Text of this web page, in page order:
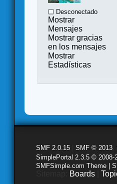
Desconectado
Mostrar
Mensajes
Mostrar gracias
en los mensajes
Mostrar
Estadísticas
SMF 2.0.15 SMF © 2013
SimplePortal 2.3.5 © 2008-
SMFSimple.com Theme |
Boards